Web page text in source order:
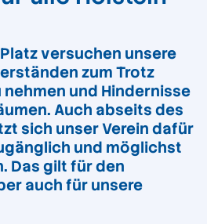
versuchen unsere
zum Trotz
und Hindernisse
Auch abseits des
sich unser Verein dafür
und möglichst
Das gilt für den
auch für unsere